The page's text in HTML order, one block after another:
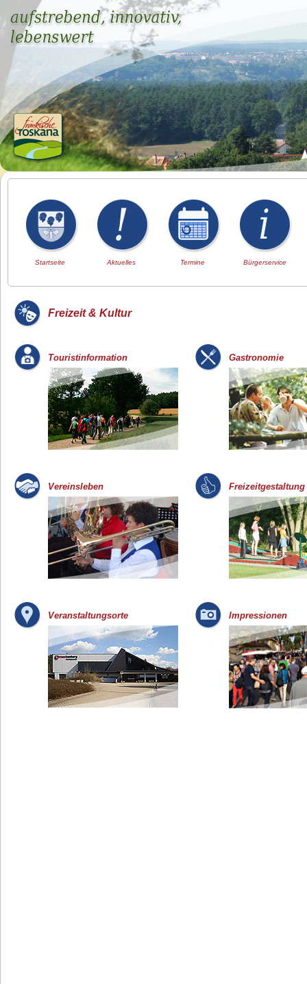
Startseite Aktuelles Termine Bürgerservice
Freizeit & Kultur
Touristinformation Gastronomie
Vereinsleben Freizeitgestaltung
Veranstaltungsorte Impressionen